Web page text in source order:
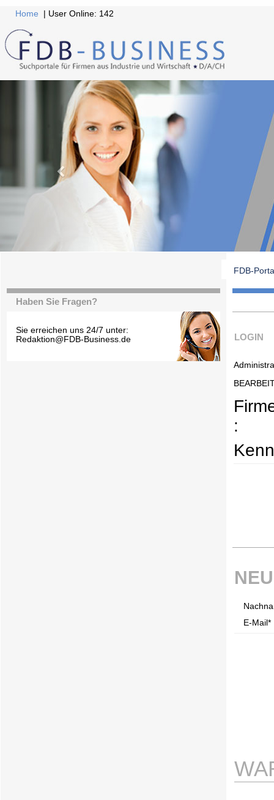
Home | User Online: 142
FDB-
Haben Sie Fragen?
Sie erreichen uns 24/7 unter:
Redaktion@FDB-Business.de
LOGIN
:
E-Mail*